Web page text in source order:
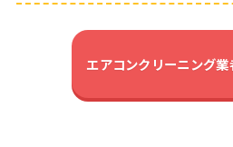
エアコンクリーニング